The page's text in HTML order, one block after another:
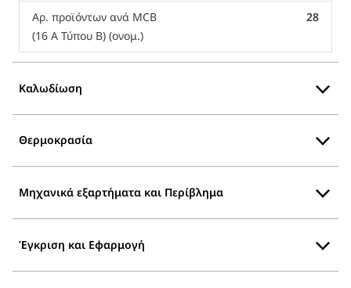
Αρ. προϊόντων ανά MCB
(16 A Τύπου B) (ονομ.)
28
Καλωδίωση
Θερμοκρασία
Μηχανικά εξαρτήματα και Περίβλημα
Έγκριση και Εφαρμογή